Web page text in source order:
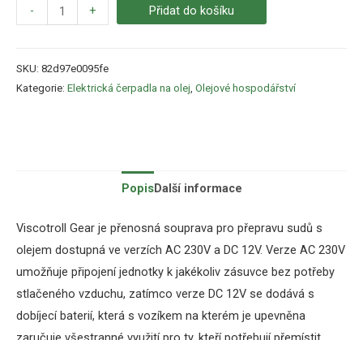
- + Přidat do košíku
SKU: 82d97e0095fe
Kategorie: Elektrická čerpadla na olej Olejové hospodářství
PopisDalší informace
Viscotroll Gear je přenosná souprava pro přepravu sudů s
olejem dostupná ve verzích AC 230V a DC 12V. Verze AC 230V
umožňuje připojení jednotky k jakékoliv zásuvce bez potřeby
stlačeného vzduchu, zatímco verze DC 12V se dodává s
dobíjecí baterií, která s vozíkem na kterém je upevněna